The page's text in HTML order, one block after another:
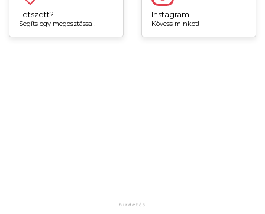
Tetszett?
Segíts egy megosztással!
Instagram
Kövess minket!